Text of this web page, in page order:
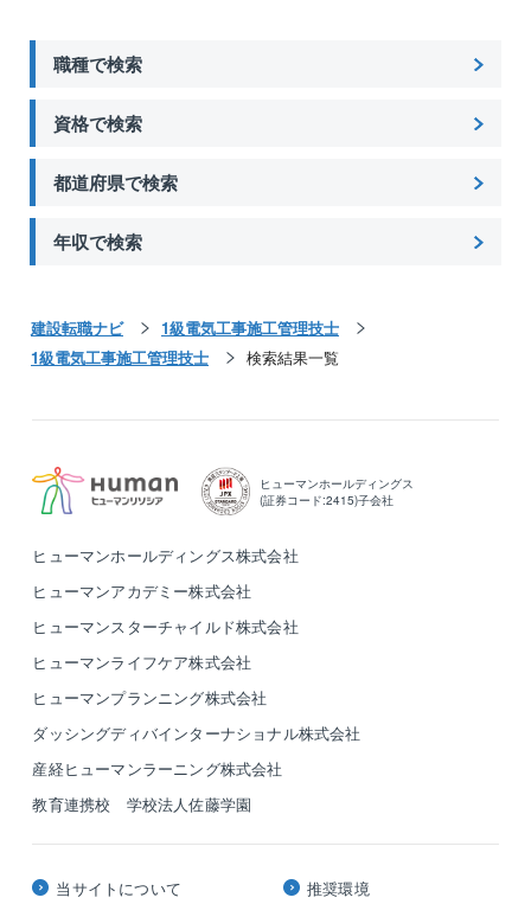
月平均20時間程度と働きやすいです。
いただきます。
取引先や社内チーム内で休みを調整するため、例えばG
することも可能です。
職種で検索
資格で検索
都道府県で検索
年収で検索
建設転職ナビ
1級電気工事施工管理技士
1級電気工事施工管理技士
検索結果一覧
ヒューマンホールディングス
(証券コード:2415)子会社
ヒューマンホールディングス株式会社
ヒューマンアカデミー株式会社
ヒューマンスターチャイルド株式会社
ヒューマンライフケア株式会社
ヒューマンプランニング株式会社
ダッシングディバインターナショナル株式会社
産経ヒューマンラーニング株式会社
教育連携校 学校法人佐藤学園
当サイトについて 推奨環境